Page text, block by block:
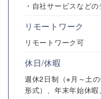
・自社サービスなど
リモートワーク
リモートワーク可
休日/休暇
週休2日制（※月～土
形式）、年末年始休暇